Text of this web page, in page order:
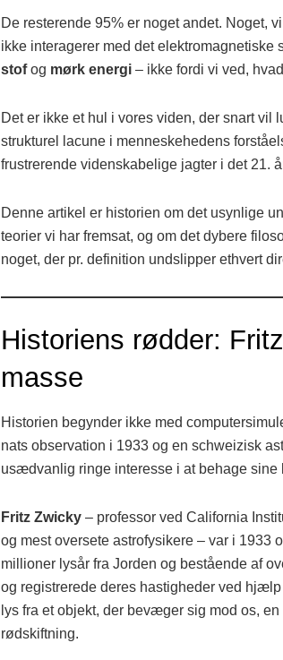
De resterende 95% er noget andet. Noget,
ikke interagerer med det elektromagnetiske
stofog mørk energi – ikke fordi vi ved,
Det er ikke et hul i vores viden, der snart vil
strukturel lacune i menneskehedens
frustrerende videnskabelige jagter i det 21.
Denne artikel er historien om det usynlige
teorier vi har fremsat, og om det dybere
noget, der pr. definition undslipper ethvert
Historiens rødder:
masse
Historien begynder ikke med
nats observation i 1933 og en schweizisk
usædvanlig ringe interesse i at behage sine
Fritz Zwicky – professor ved California
og mest oversete astrofysikere – var i 1933
millioner lysår fra Jorden og bestående af
og registrerede deres hastigheder ved
lys fra et objekt, der bevæger sig mod os,
rødskiftning.